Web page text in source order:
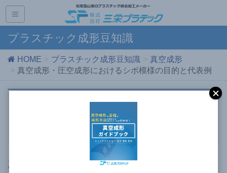
プラスチック成形豆知識
HOME プラスチック成形豆知識
真空成形
真空成形・圧空成形におけるシボ模様の目的と代表例
様の目的と代表例
真空成形において、その表面の質感や機能性を向上させる